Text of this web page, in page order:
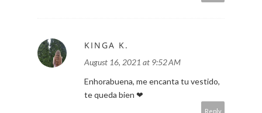
KINGA K.
August 16, 2021 at 9:52 AM
Enhorabuena, me encanta tu vestido,
te queda bien ❤
Reply